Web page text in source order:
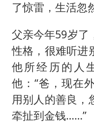
了惊雷，生活忽
父亲今年59岁了
性格，很难听进
他所经历的人
他：“爸，现在
用别人的善良，
牵扯到金钱……”